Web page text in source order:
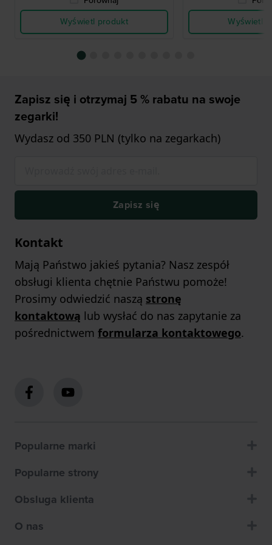
Wyświetl produkt
Wyświetl
Zapisz się i otrzymaj 5 % rabatu na swoje
zegarki!
Wydasz od 350 PLN (tylko na zegarkach)
Zapisz się
Kontakt
Mają Państwo jakieś pytania? Nasz zespół
obsługi klienta chętnie Państwu pomoże!
Prosimy odwiedzić naszą stronę
kontaktową lub wysłać do nas zapytanie za
pośrednictwem formularza kontaktowego.
Popularne marki
Popularne strony
Obsluga klienta
O nas